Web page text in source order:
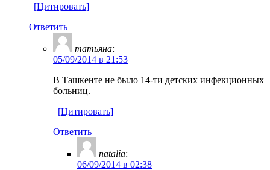
[Цитировать]
Ответить
татьяна:
05/09/2014 в 21:53
В Ташкенте не было 14-ти детских инфекционных
больниц.
[Цитировать]
Ответить
natalia:
06/09/2014 в 02:38